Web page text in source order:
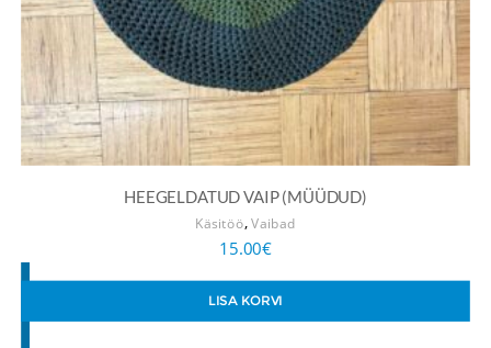
HEEGELDATUD VAIP (MÜÜDUD)
Käsitöö,Vaibad
15.00€
LISA KORVI